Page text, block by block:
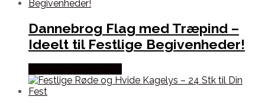
Dannebrog Flag med Træpind –
Ideelt til Festlige Begivenheder!